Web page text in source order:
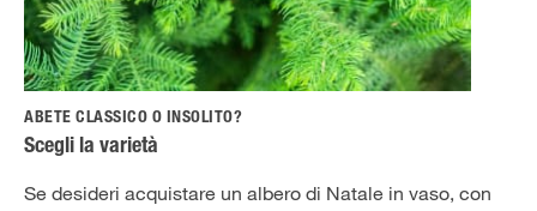
ABETE CLASSICO O INSOLITO?
Scegli la varietà
Se desideri acquistare un albero di Natale in vaso, con